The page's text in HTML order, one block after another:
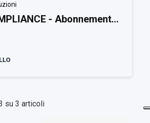
- Abonnement
su 3 articoli